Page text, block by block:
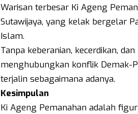
Warisan terbesar Ki Ageng
Sutawijaya, yang kelak bergelar
Islam.
Tanpa keberanian, kecerdikan,
menghubungkan konflik Demak-
terjalin sebagaimana adanya.
Kesimpulan
Ki Ageng Pemanahan adalah